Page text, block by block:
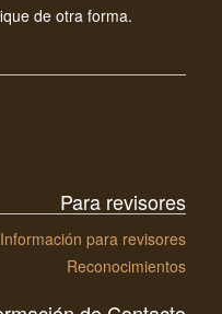
de otra forma.
Para revisores
Información para revisores
Reconocimientos